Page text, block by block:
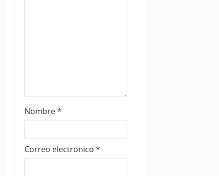
Nombre*
Correo electrónico *